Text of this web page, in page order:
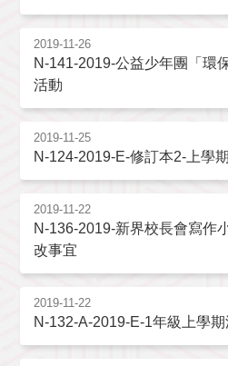
2019-11-26
N-141-2019-公益少年團「環
活動
2019-11-25
N-124-2019-E-修訂本2-上學
2019-11-22
N-136-2019-新界校長會寫作
改事宜
2019-11-22
N-132-A-2019-E-1年級上學